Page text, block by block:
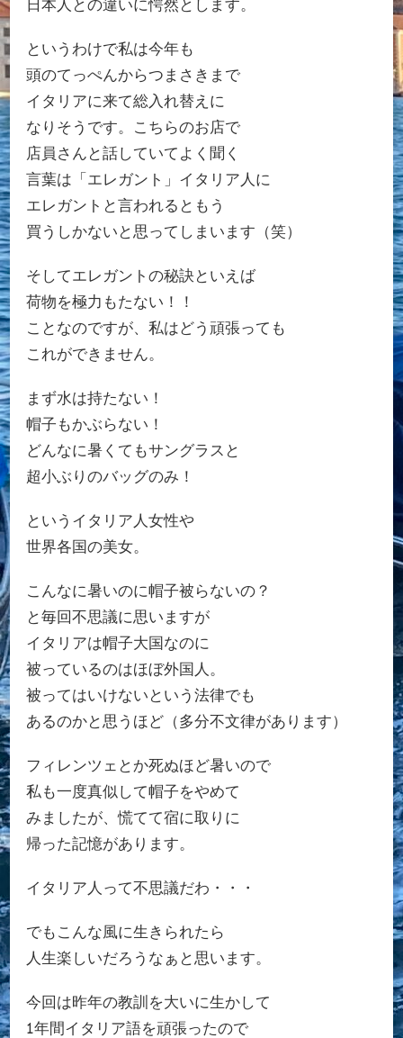
日本人との違いに愕然とします。
というわけで私は今年も
頭のてっぺんからつまさきまで
イタリアに来て総入れ替えに
なりそうです。こちらのお店で
店員さんと話していてよく聞く
言葉は「エレガント」イタリア人に
エレガントと言われるともう
買うしかないと思ってしまいます（笑）
そしてエレガントの秘訣といえば
荷物を極力もたない！！
ことなのですが、私はどう頑張っても
これができません。
まず水は持たない！
帽子もかぶらない！
どんなに暑くてもサングラスと
超小ぶりのバッグのみ！
というイタリア人女性や
世界各国の美女。
こんなに暑いのに帽子被らないの？
と毎回不思議に思いますが
イタリアは帽子大国なのに
被っているのはほぼ外国人。
被ってはいけないという法律でも
あるのかと思うほど（多分不文律があります）
フィレンツェとか死ぬほど暑いので
私も一度真似して帽子をやめて
みましたが、慌てて宿に取りに
帰った記憶があります。
イタリア人って不思議だわ・・・
でもこんな風に生きられたら
人生楽しいだろうなぁと思います。
今回は昨年の教訓を大いに生かして
1年間イタリア語を頑張ったので